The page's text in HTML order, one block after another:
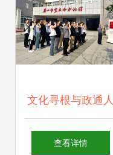
文化寻根与政通人
和——记眉山市政
查看详情